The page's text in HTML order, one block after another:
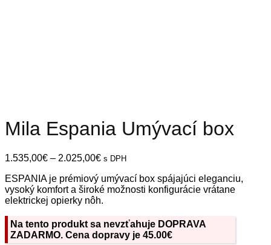
Mila Espania Umývací box
1.535,00€ – 2.025,00€Price
1.535,00€
through
2.025,00€
s DPH
ESPANIA je prémiový umývací box spájajúci eleganciu,
vysoký komfort a široké možnosti konfigurácie vrátane
elektrickej opierky nôh.
Na tento produkt sa nevzťahuje DOPRAVA
ZADARMO. Cena dopravy je 45.00€